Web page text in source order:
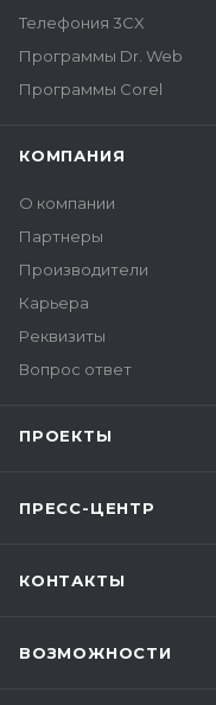
Телефония 3CX
Программы Dr. Web
Программы Corel
КОМПАНИЯ
О компании
Партнеры
Производители
Карьера
Реквизиты
Вопрос ответ
ПРОЕКТЫ
ПРЕСС-ЦЕНТР
КОНТАКТЫ
ВОЗМОЖНОСТИ